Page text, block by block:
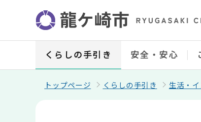
ジ
くらしの手引き 安全・安心
トップページ くらしの手引き 生活・